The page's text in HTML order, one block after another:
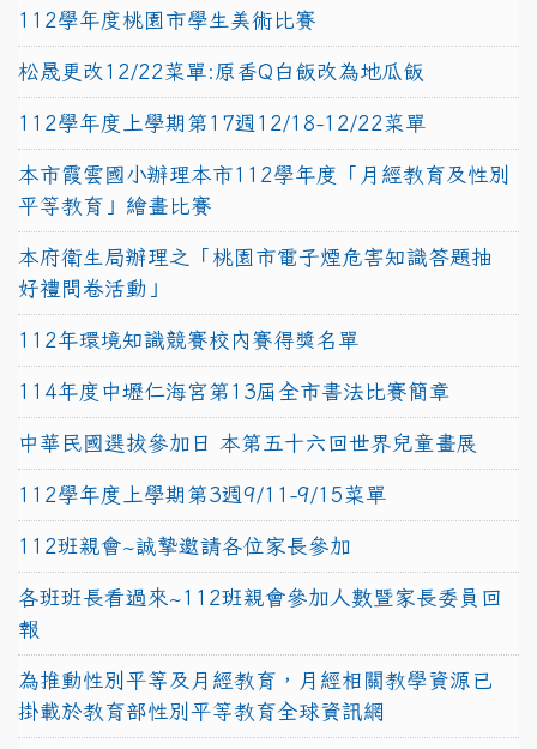
112學年度桃園市學生美術比賽
松晟更改12/22菜單:原香Q白飯改為地瓜飯
112學年度上學期第17週12/18-12/22菜單
本市霞雲國小辦理本市112學年度「月經教育及性別
平等教育」繪畫比賽
本府衛生局辦理之「桃園市電子煙危害知識答題抽
好禮問卷活動」
112年環境知識競賽校內賽得獎名單
114年度中壢仁海宮第13屆全市書法比賽簡章
中華民國選拔參加日 本第五十六回世界兒童畫展
112學年度上學期第3週9/11-9/15菜單
112班親會~誠摯邀請各位家長參加
各班班長看過來~112班親會參加人數暨家長委員回
報
為推動性別平等及月經教育，月經相關教學資源已
掛載於教育部性別平等教育全球資訊網